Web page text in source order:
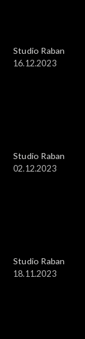
Studio Raban
16.12.2023
Studio Raban
02.12.2023
Studio Raban
18.11.2023